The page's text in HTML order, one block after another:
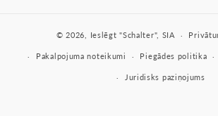
© 2026, Ieslēgt "Schalter", SIA
Pakalpojuma noteikumi Piegādes politika
Juridisks paziņojums